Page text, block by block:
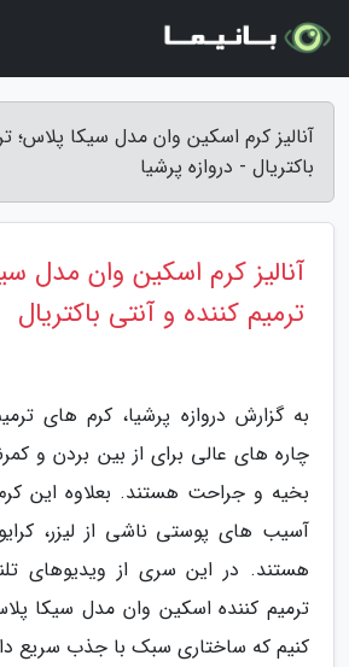
آنالیز کرم اسکین وان مدل سیکا پلاس؛
باکتریال - دروازه پرشیا
آنالیز کرم اسکین وان مدل
ترمیم کننده و آنتی باکتریال
به گزارش دروازه پرشیا، کرم های
چاره های عالی برای از بین بردن و
بخیه و جراحت هستند. بعلاوه این
هستند. در این سری از ویدیوهای
ترمیم کننده اسکین وان مدل سیکا
کنیم که ساختاری سبک با جذب سریع